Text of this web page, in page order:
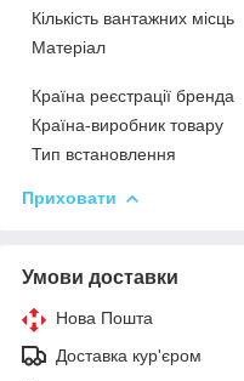
Кількість вантажних місць
Матеріал
Країна реєстрації бренда
Країна-виробник товару
Тип встановлення
Приховати
Умови доставки
Нова Пошта
Доставка кур'єром